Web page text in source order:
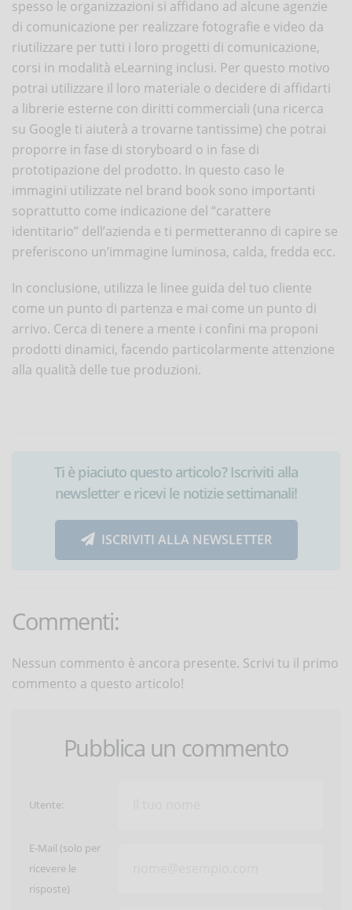
spesso le organizzazioni si affidano ad alcune agenzie
di comunicazione per realizzare fotografie e video da
riutilizzare per tutti i loro progetti di comunicazione,
corsi in modalità eLearning inclusi. Per questo motivo
potrai utilizzare il loro materiale o decidere di affidarti
a librerie esterne con diritti commerciali (una ricerca
su Google ti aiuterà a trovarne tantissime) che potrai
proporre in fase di storyboard o in fase di
prototipazione del prodotto. In questo caso le
immagini utilizzate nel brand book sono importanti
soprattutto come indicazione del “carattere
identitario” dell’azienda e ti permetteranno di capire se
preferiscono un’immagine luminosa, calda, fredda ecc.
In conclusione, utilizza le linee guida del tuo cliente
come un punto di partenza e mai come un punto di
arrivo. Cerca di tenere a mente i confini ma proponi
prodotti dinamici, facendo particolarmente attenzione
alla qualità delle tue produzioni.
Ti è piaciuto questo articolo? Iscriviti alla
newsletter e ricevi le notizie settimanali!
ISCRIVITI ALLA NEWSLETTER
Commenti:
Nessun commento è ancora presente. Scrivi tu il primo
commento a questo articolo!
Pubblica un commento
Utente:
E-Mail (solo per
ricevere le
risposte)